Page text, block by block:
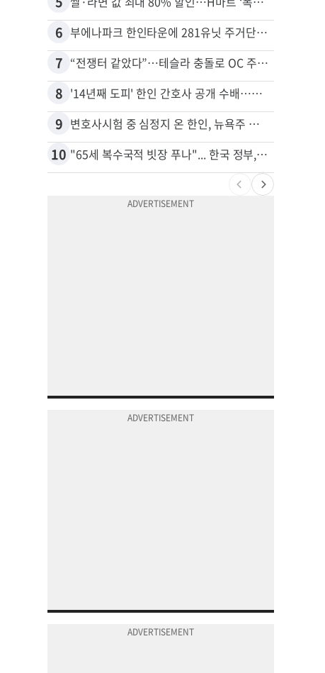
6 부에나파크 한인타운에 281유닛 주거단지 들어선다
7 “전쟁터 같았다”…테슬라 충돌로 OC 주택 4채 파손
8 '14년째 도피' 한인 간호사 공개 수배…메디케어 사기 유죄
9 변호사시험 중 심정지 온 한인, 뉴욕주 제소
10 "65세 복수국적 빗장 푸나"... 한국 정부, 연령 완화 전면 추진